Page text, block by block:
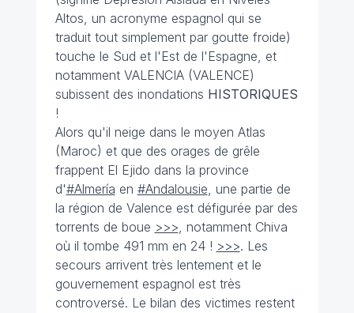
Altos, un acronyme espagnol qui se
traduit tout simplement par goutte froide)
touche le Sud et l'Est de l'Espagne, et
notamment VALENCIA (VALENCE)
subissent des inondations HISTORIQUES
!
Alors qu'il neige dans le moyen Atlas
(Maroc) et que des orages de grêle
frappent El Ejido dans la province
d'#Almería en #Andalousie, une partie de
la région de Valence est défigurée par des
torrents de boue >>>, notamment Chiva
où il tombe 491 mm en 24 ! >>>. Les
secours arrivent très lentement et le
gouvernement espagnol est très
controversé. Le bilan des victimes restent